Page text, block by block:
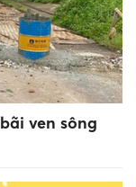
ven sông